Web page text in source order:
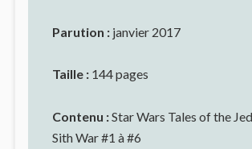
Parution : janvier 2017
Taille : 144 pages
Contenu :Star Wars Tales of the
Sith War #1 à #6